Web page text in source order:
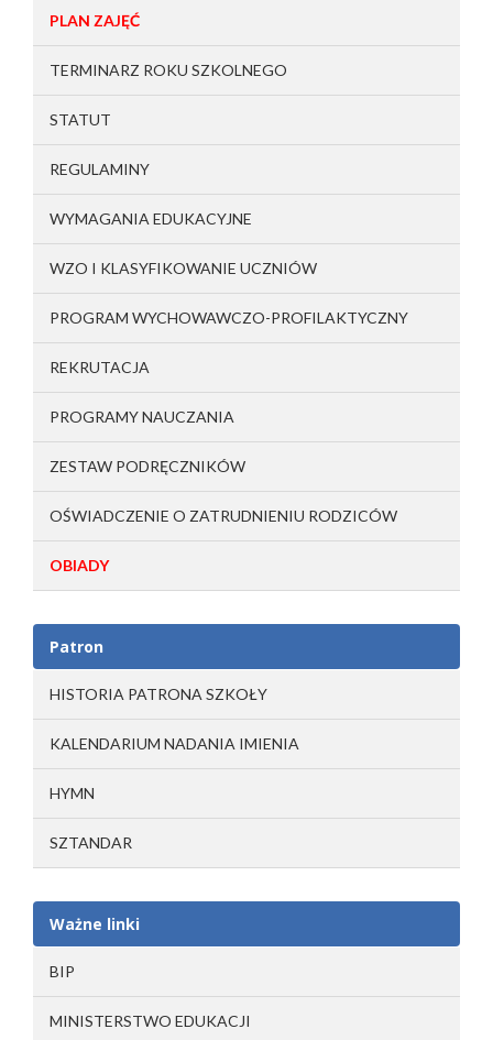
PLAN ZAJĘĆ
TERMINARZ ROKU SZKOLNEGO
STATUT
REGULAMINY
WYMAGANIA EDUKACYJNE
WZO I KLASYFIKOWANIE UCZNIÓW
PROGRAM WYCHOWAWCZO-PROFILAKTYCZNY
REKRUTACJA
PROGRAMY NAUCZANIA
ZESTAW PODRĘCZNIKÓW
OŚWIADCZENIE O ZATRUDNIENIU RODZICÓW
OBIADY
Patron
HISTORIA PATRONA SZKOŁY
KALENDARIUM NADANIA IMIENIA
HYMN
SZTANDAR
Ważne linki
BIP
MINISTERSTWO EDUKACJI